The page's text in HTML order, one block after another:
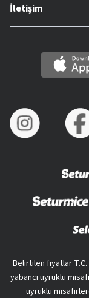
İletişim
Belirtilen fiyatlar T.C.
yabancı uyruklu
uyruklu